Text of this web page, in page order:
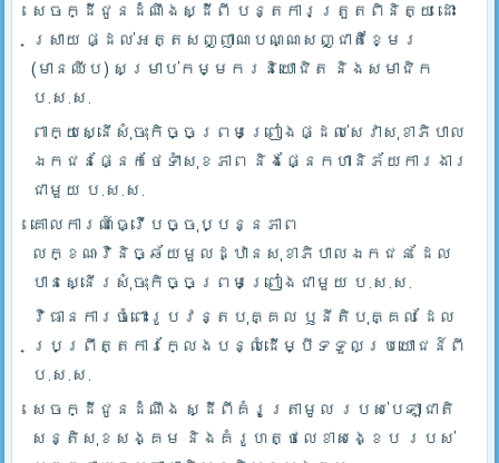
សេចក្ដីជូនដំណឹងស្ដីពី បន្តការត្រួតពិនិត្យ ដោះ
ស្រាយ ផ្ដល់អត្តសញ្ញាណបណ្ណសញ្ជាតិខ្មែរ
(មានឈីប) សម្រាប់កម្មករនិយោជិត និងសមាជិក
ប.ស.ស.
ពាក្យស្នើសុំចុះកិច្ចព្រមព្រៀងផ្ដល់សេវាសុខាភិបាល
ឯកជនផ្នែកថែទាំសុខភាព និងផ្នែកហានិភ័យការងារ
ជាមួយ ប.ស.ស.
គោលការណ៍ធ្វើបច្ចុប្បន្នភាព
លក្ខណៈវិនិច្ឆ័យមួលដ្ឋានសុខាភិបាលឯកជន ដែល
បានស្នើរសុំចុះកិច្ចព្រមព្រៀងជាមួយ ប.ស.ស.
វិធានការចំពោះរូបវន្តបុគ្គល ឫនីតិបុគ្គល ដែល
ប្រព្រឹត្តការក្លែងបន្លំដើម្បីទទួលប្រយោជន៍ពី
ប.ស.ស.
សេចក្ដីជូនដំណឹង ស្ដីពីគំរូត្រាមូល របស់បេឡាជាតិ
សន្តិសុខសង្គម និងគំរូហត្ថលេខាសង្ខេប របស់